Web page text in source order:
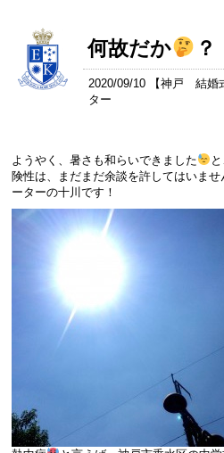
何故だか ？
2020/09/10 【神戸 結婚
ター
ようやく、暑さも和らいできました
険性は、まだまだ余談を許してはいませ
ーターの十川です！